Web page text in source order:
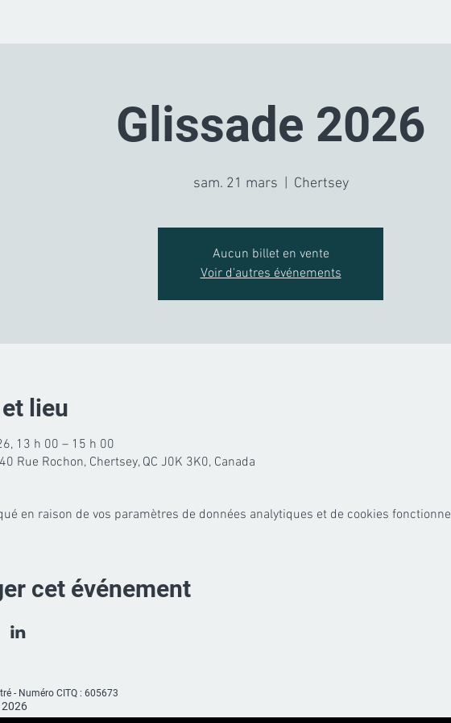
Glissade 2026
sam. 21 mars Chertsey
Aucun billet en vente
Voir d'autres événements
lieu
13 h 00 – 15 h 00
Rue Rochon, Chertsey, QC J0K 3K0, Canada
en raison de vos paramètres de données analytiques et de cookies
cet événement
- Numéro CITQ : 605673
2026